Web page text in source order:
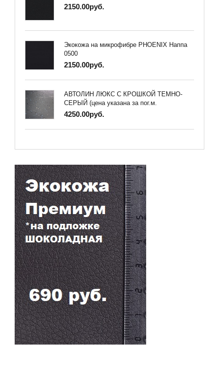
2150.00руб.
Экокожа на микрофибре PHOENIX Наппа
0500
2150.00руб.
АВТОЛИН ЛЮКС С КРОШКОЙ ТЕМНО-
СЕРЫЙ (цена указана за пог.м.
4250.00руб.